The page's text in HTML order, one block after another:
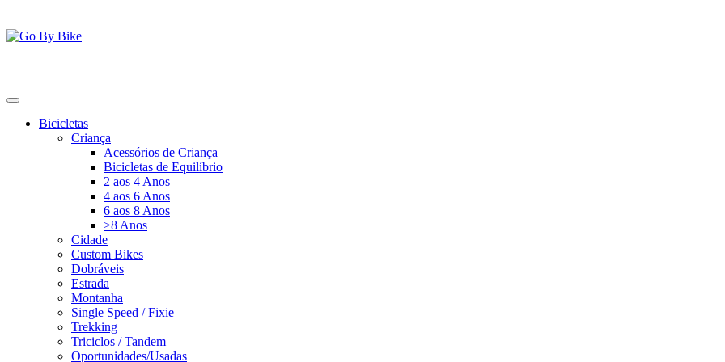
para
o
Bicicletas
Criança
Acessórios de Criança
Bicicletas de Equilíbrio
2 aos 4 Anos
4 aos 6 Anos
6 aos 8 Anos
>8 Anos
Cidade
Custom Bikes
Dobráveis
Estrada
Montanha
Single Speed / Fixie
Trekking
Triciclos / Tandem
Oportunidades/Usadas